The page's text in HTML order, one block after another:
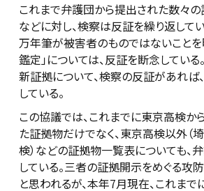
これまで弁護団から提出された数々
などに対し、検察は反証を繰り返して
万年筆が被害者のものではないことを
鑑定」については、反証を断念してい
新証拠について、検察の反証があれば
している。
この協議では、これまでに東京高検か
た証拠物だけでなく、東京高検以外（
検）などの証拠物一覧表についても、
している。三者の証拠開示をめぐる攻
と思われるが、本年7月現在、これま